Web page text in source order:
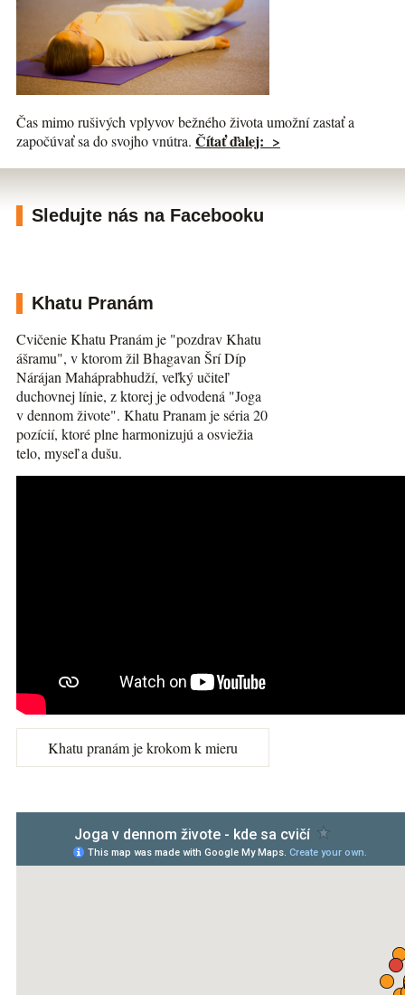
Čas mimo rušivých vplyvov bežného života umožní zastať a
započúvať sa do svojho vnútra. Čítať ďalej: >
Sledujte nás na Facebooku
Khatu Pranám
Cvičenie Khatu Pranám je "pozdrav Khatu
ášramu", v ktorom žil Bhagavan Šrí Díp
Nárájan Maháprabhudží, veľký učiteľ
duchovnej línie, z ktorej je odvodená "Joga
v dennom živote". Khatu Pranam je séria 20
pozícií, ktoré plne harmonizujú a osviežia
telo, myseľ a dušu.
Khatu pranám je krokom k mieru